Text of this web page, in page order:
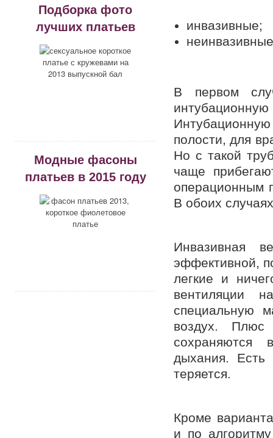
Подборка фото
лучших платьев
Модные фасоны
платьев в 2015 году
инвазивные;
В первом
полости, для
Но с такой
чаще
операционным
В обоих
Инвазивная
эффективной,
легкие и
вентиляции
специальную
воздух.
сохраняются
дыхания. Есть
теряется.
Кроме
и по